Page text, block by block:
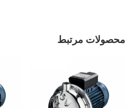
محصولات مرتبط